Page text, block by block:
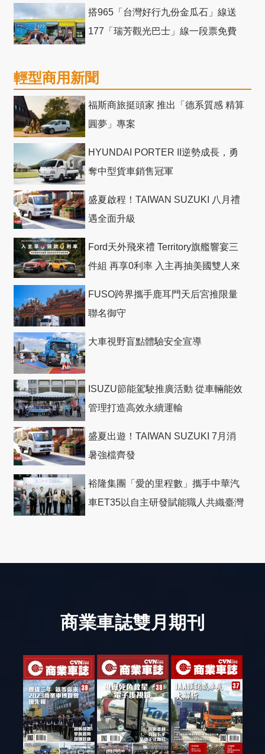
搭965「台灣好行九份金瓜石」線送
177「瑞芳觀光巴士」線一段票免費
輕型商用新聞
福斯商旅挺頭家 推出「德系質感 精算
圓夢」專案
HYUNDAI PORTER II逆勢成長，勇
奪中型貨車銷售冠軍
盛夏啟程！TAIWAN SUZUKI 八月禮
遇全面升級
Ford天外飛來禮 Territory旗艦響宴三
件組 再享0利率 入主再抽美國雙人來
FUSO跨界攜手鹿耳門天后宮推限量
聯名御守
大車視野盲點體驗安全宣導
ISUZU節能駕駛推廣活動 從車輛能效
管理打造高效永續運輸
盛夏出遊！TAIWAN SUZUKI 7月消
暑強檔齊發
裕隆集團「愛的里程數」攜手中華汽
車ET35以自主研發賦能職人共織臺灣
商業車誌雙月期刊